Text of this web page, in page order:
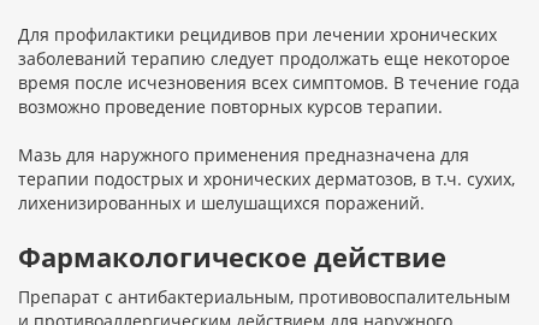
Для профилактики рецидивов при лечении хронических
заболеваний терапию следует продолжать еще некоторое
время после исчезновения всех симптомов. В течение года
возможно проведение повторных курсов терапии.
Мазь для наружного применения предназначена для
терапии подострых и хронических дерматозов, в т.ч. сухих,
лихенизированных и шелушащихся поражений.
Фармакологическое действие
Препарат с антибактериальным, противовоспалительным